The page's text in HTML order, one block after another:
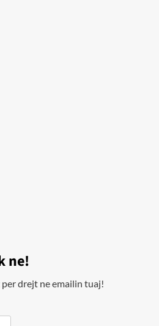
ne!
drejt ne emailin tuaj!